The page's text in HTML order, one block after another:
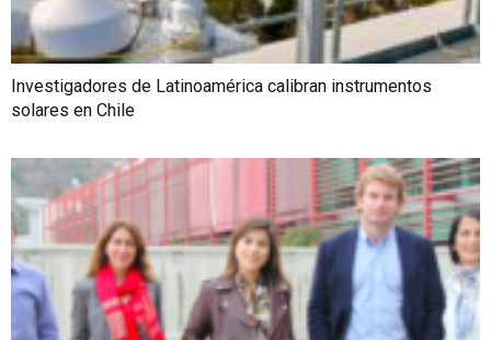
Investigadores de Latinoamérica calibran instrumentos
solares en Chile